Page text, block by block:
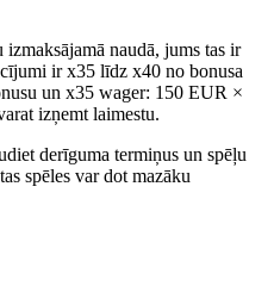
naudā, jums tas ir
ir x35 līdz x40 no bonusa
un x35 wager: 150 EUR ×
izņemt laimestu.
derīguma termiņus un spēļu
spēles var dot mazāku